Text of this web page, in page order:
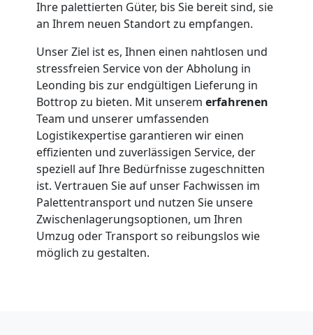
Ihre palettierten Güter, bis Sie bereit sind, sie
an Ihrem neuen Standort zu empfangen.
Unser Ziel ist es, Ihnen einen nahtlosen und
stressfreien Service von der Abholung in
Leonding bis zur endgültigen Lieferung in
Bottrop zu bieten. Mit unserem erfahrenen
Team und unserer umfassenden
Logistikexpertise garantieren wir einen
effizienten und zuverlässigen Service, der
speziell auf Ihre Bedürfnisse zugeschnitten
ist. Vertrauen Sie auf unser Fachwissen im
Palettentransport und nutzen Sie unsere
Zwischenlagerungsoptionen, um Ihren
Umzug oder Transport so reibungslos wie
möglich zu gestalten.